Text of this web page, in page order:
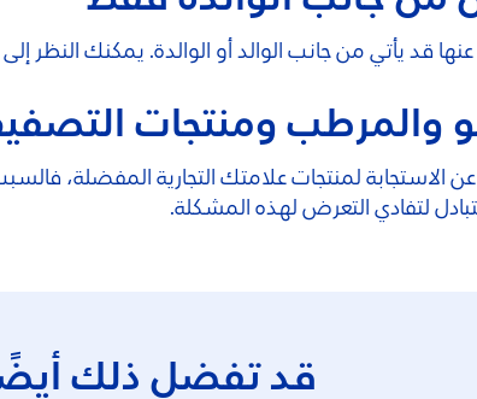
عنها قد يأتي من جانب الوالد أو الوالدة. يمكنك
والمرطب ومنتجات
لمنتجات علامتك التجارية المفضلة،
لتفادي التعرض لهذه المشكلة.
قد تفضل ذلك